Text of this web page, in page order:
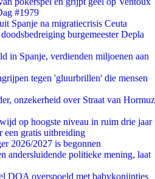
#1979
Spanje na migratiecrisis Ceuta
burgemeester Depla
in Spanje, verdienden miljoenen aan
tegen 'gluurbrillen' die mensen
onzekerheid over Straat van Hormuz
op hoogste niveau in ruim drie jaar
een gratis uitbreiding
2026/2027 is begonnen
andersluidende politieke mening, laat
DOA overspoeld met babykonijntjes